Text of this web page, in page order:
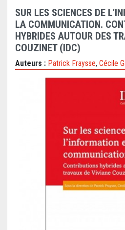
SUR LES SCIENCES DE
LA COMMUNICATION.
HYBRIDES AUTOUR DES
COUZINET (IDC)
Auteurs : Patrick Fraysse, Cécile